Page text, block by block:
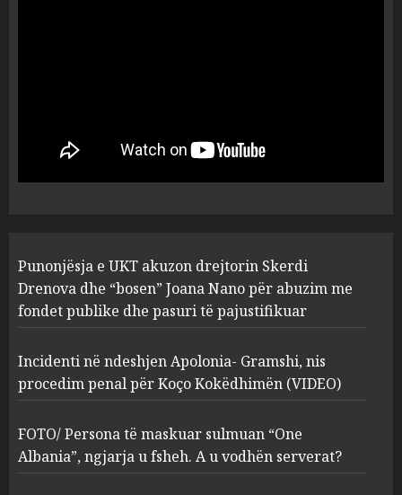
2
procedim penal për Koço
Kokëdhimën (VIDEO)
MARCH 27, 2025
3
sulmuan “One Albania”,
ngjarja u fsheh. A u vodhën
serverat?
MARCH 25, 2025
4
Prokuroria jep pretencën, ja
çfarë dënimi kërkon për
Mariela dhe Antonela
Berishën
MARCH 25, 2025
Punonjësja e UKT akuzon drejtorin Skerdi
Drenova dhe “bosen” Joana Nano për abuzim me
fondet publike dhe pasuri të pajustifikuar
Incidenti në ndeshjen Apolonia- Gramshi, nis
procedim penal për Koço Kokëdhimën (VIDEO)
FOTO/ Persona të maskuar sulmuan “One
Albania”, ngjarja u fsheh. A u vodhën serverat?